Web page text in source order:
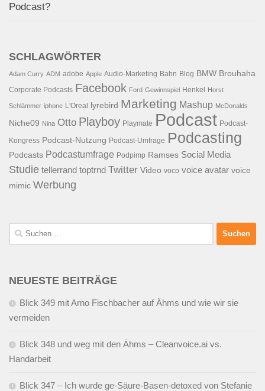
Podcast?
SCHLAGWÖRTER
Adam Curry ADM adobe Apple Audio-Marketing Bahn Blog BMW Brouhaha
Corporate Podcasts Facebook Ford Gewinnspiel Henkel Horst
Schlämmer iphone L'Oreal lyrebird Marketing Mashup McDonalds
Niche09 Nina Otto Playboy Playmate Podcast Podcast-
Kongress Podcast-Nutzung Podcast-Umfrage Podcasting
Podcasts Podcastumfrage Podpimp Ramses Social Media
Studie tellerrand toptrnd Twitter Video voco voice avatar voice
mimic Werbung
Suchen
nach:
NEUESTE BEITRÄGE
Blick 349 mit Arno Fischbacher auf Ähms und wie wir sie
vermeiden
Blick 348 und weg mit den Ähms – Cleanvoice.ai vs.
Handarbeit
Blick 347 – Ich wurde ge-Säure-Basen-detoxed von Stefanie